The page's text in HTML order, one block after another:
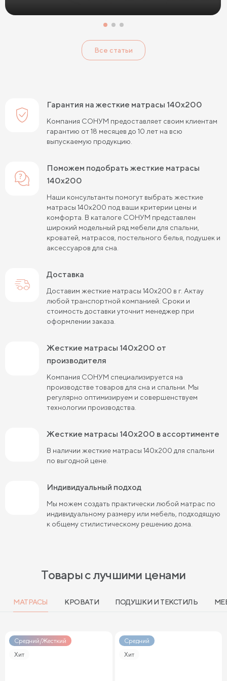
Двуспальные матрасы Матрасы для кроватей
Односпальные матрасы 80х190
Жесткие матрасы 160х200
Односпальные пружинные матрасы
Кокосовые пружинные матрасы
Пружинные матрасы 80 см
Пружинные матрасы 120 см
Пружинные матрасы 160 см
Пружинные матрасы 180 см Жесткие матрасы 90х200
Пружинные матрасы 80х190 см
Жесткие матрасы 180х200
Пружинные матрасы 120х200 см
Пружинные матрасы 140х200 см
Матрасы средней жесткости 160х200
Пружинные матрасы 180х200 см Матрасы в скрутке
Пружинные матрасы средней жесткости
Мягкие пружинные матрасы
Мягкие двуспальные матрасы
Все статьи
Гарантия на жесткие матрасы 140х200
Компания СОНУМ предоставляет своим клиентам
гарантию от 18 месяцев до 10 лет на всю
выпускаемую продукцию.
Поможем подобрать жесткие матрасы
140х200
Наши консультанты помогут выбрать жесткие
матрасы 140х200 под ваши критерии цены и
комфорта. В каталоге СОНУМ представлен
широкий модельный ряд мебели для спальни,
кроватей, матрасов, постельного белья, подушек и
аксессуаров для сна.
Доставка
Доставим жесткие матрасы 140х200 в г. Актау
любой транспортной компанией. Сроки и
стоимость доставки уточнит менеджер при
оформлении заказа.
жесткие матрасы 140х200 от
производителя
Компания СОНУМ специализируется на
производстве товаров для сна и спальни. Мы
регулярно оптимизируем и совершенствуем
технологии производства.
жесткие матрасы 140х200 в ассортименте
В наличии жесткие матрасы 140х200 для спальни
по выгодной цене.
Индивидуальный подход
Мы можем создать практически любой матрас по
индивидуальному размеру или мебель, подходящую
к общему стилистическому решению дома.
Товары с лучшими ценами
МАТРАСЫ КРОВАТИ ПОДУШКИ И ТЕКСТИЛЬ
Средний/Жесткий
Хит
Средний
Хит